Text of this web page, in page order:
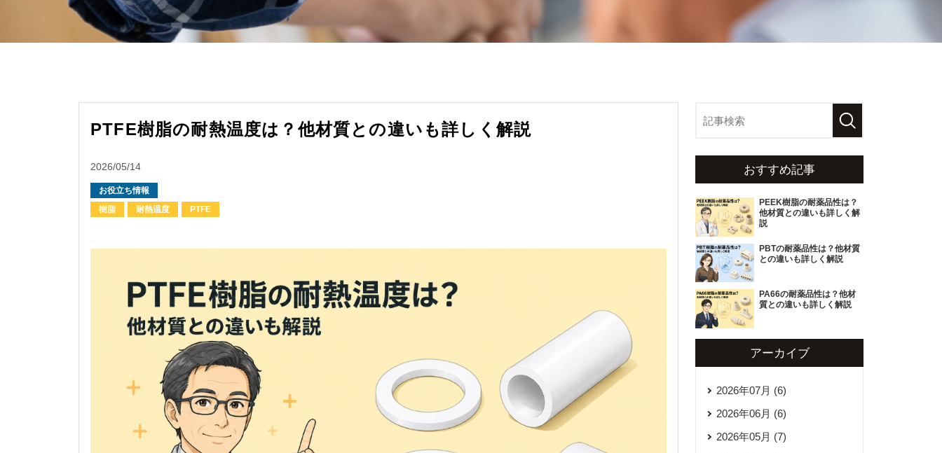
PTFE樹脂の耐熱温度は？他材質との違いも詳しく解説
2026/05/14
お役立ち情報
樹脂
耐熱温度 PTFE
おすすめ記事
PEEK樹脂の耐薬品性は？
他材質との違いも詳しく解
説
PBTの耐薬品性は？他材質
との違いも詳しく解説
PA66の耐薬品性は？他材
質との違いも詳しく解説
アーカイブ
2026年07月 (6)
2026年06月 (6)
2026年05月 (7)